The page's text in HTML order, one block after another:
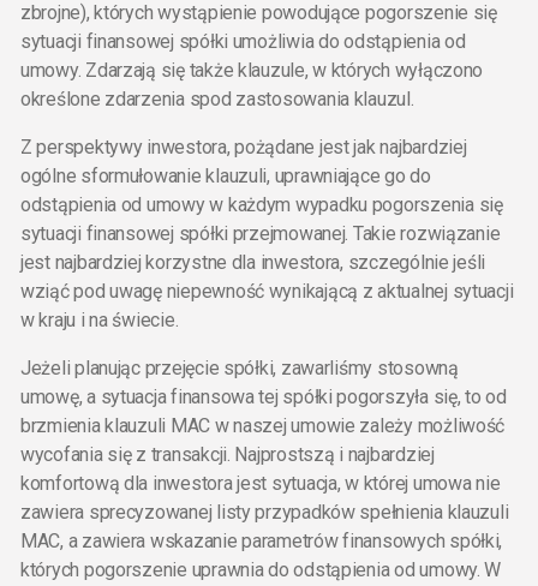
zbrojne), których wystąpienie powodujące pogorszenie się
sytuacji finansowej spółki umożliwia do odstąpienia od
umowy. Zdarzają się także klauzule, w których wyłączono
określone zdarzenia spod zastosowania klauzul.
Z perspektywy inwestora, pożądane jest jak najbardziej
ogólne sformułowanie klauzuli, uprawniające go do
odstąpienia od umowy w każdym wypadku pogorszenia się
sytuacji finansowej spółki przejmowanej. Takie rozwiązanie
jest najbardziej korzystne dla inwestora, szczególnie jeśli
wziąć pod uwagę niepewność wynikającą z aktualnej sytuacji
w kraju i na świecie.
Jeżeli planując przejęcie spółki, zawarliśmy stosowną
umowę, a sytuacja finansowa tej spółki pogorszyła się, to od
brzmienia klauzuli MAC w naszej umowie zależy możliwość
wycofania się z transakcji. Najprostszą i najbardziej
komfortową dla inwestora jest sytuacja, w której umowa nie
zawiera sprecyzowanej listy przypadków spełnienia klauzuli
MAC, a zawiera wskazanie parametrów finansowych spółki,
których pogorszenie uprawnia do odstąpienia od umowy. W